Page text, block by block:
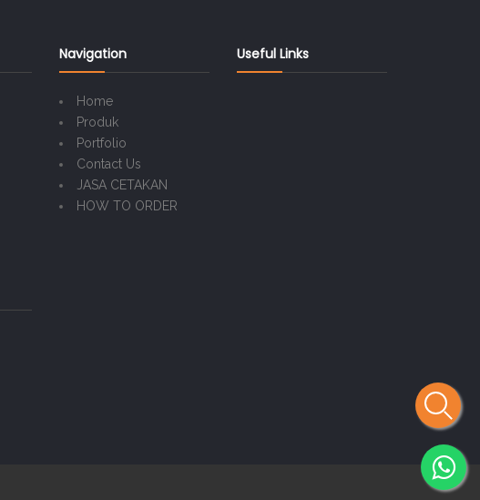
Navigation
Home
Produk
Portfolio
Contact Us
JASA CETAKAN
HOW TO ORDER
Useful Links